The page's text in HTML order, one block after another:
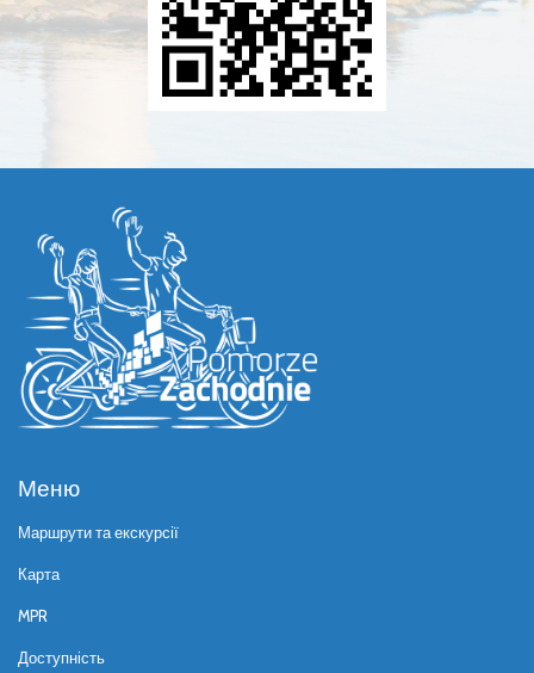
Меню
Маршрути та екскурсії
Карта
MPR
Доступність